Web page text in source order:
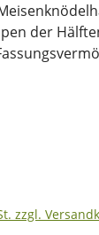
der
zzgl.